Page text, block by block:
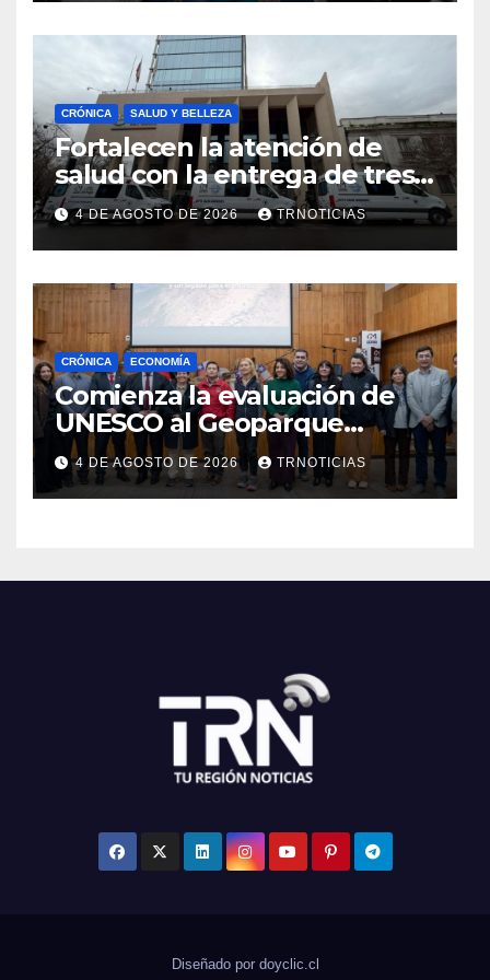
emprendimiento
CRÓNICA SALUD Y BELLEZA
Fortalecen la atención de
salud con la entrega de tres
nuevas ambulancias para
Cauquenes y Sagrada Familia
4 DE AGOSTO DE 2026 TRNOTICIAS
CRÓNICA ECONOMÍA
Comienza la evaluación de
UNESCO al Geoparque
Aspirante Pillanmapu en el
Maule
4 DE AGOSTO DE 2026 TRNOTICIAS
Diseñado por doyclic.cl